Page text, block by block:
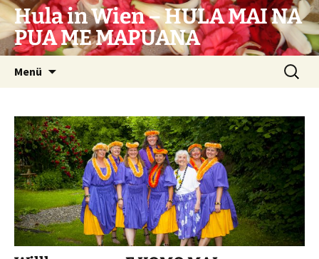
Zum
Inhalt
springen
Hula in Wien – HULA MAI NA
PUA ME MAPUANA
Menü
Suchen
nach: